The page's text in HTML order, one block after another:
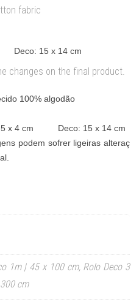
fabric
15 x 14 cm
changes on the final product.
100% algodão
5 x 4 cm Deco: 15 x 14 cm
podem sofrer ligeiras alteraç
1m | 45 x 100 cm, Rolo Deco 3
cm